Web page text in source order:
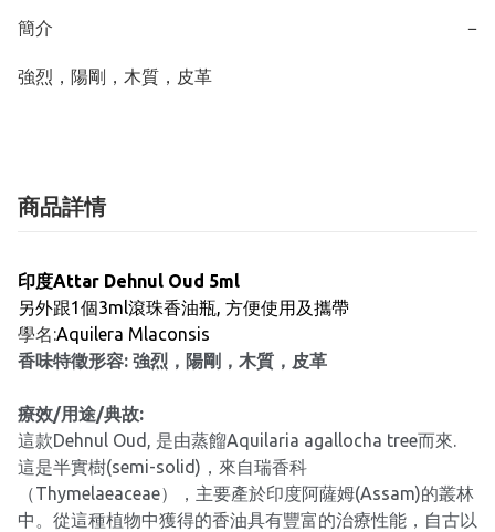
簡介 −
強烈，陽剛，木質，皮革
商品詳情
印度Attar Dehnul Oud 5ml
另外跟1個3ml滾珠香油瓶, 方便使用及攜帶
學名:Aquilera Mlaconsis
香味特徵形容: 強烈，陽剛，木質，皮革
療效/用途/典故:
這款Dehnul Oud, 是由蒸餾Aquilaria agallocha tree而來.
這是半實樹(semi-solid)，來自瑞香科
（Thymelaeaceae），主要產於印度阿薩姆(Assam)的叢林
中。從這種植物中獲得的香油具有豐富的治療性能，自古以